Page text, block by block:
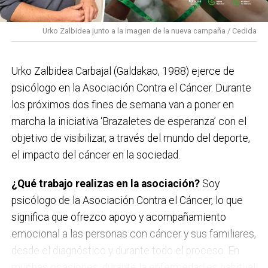
Viernes 11 de septiembre
Sábado 12 de septiembre
Kaotiko
Viernes 18 de septiembre
Les Testarudes
Sábado 19 de septiembre
Urko Zalbidea junto a la imagen de la nueva campaña / Cedida
Urko Zalbidea Carbajal (Galdakao, 1988) ejerce de
psicólogo en la Asociación Contra el Cáncer. Durante
los próximos dos fines de semana van a poner en
marcha la iniciativa ‘Brazaletes de esperanza’ con el
objetivo de visibilizar, a través del mundo del deporte,
el impacto del cáncer en la sociedad.
¿Qué trabajo realizas en la asociación? Soy
psicólogo de la Asociación Contra el Cáncer, lo que
significa que ofrezco apoyo y acompañamiento
emocional a las personas con cáncer y sus familiares,
desde el diagnóstico y durante todo el proceso. En